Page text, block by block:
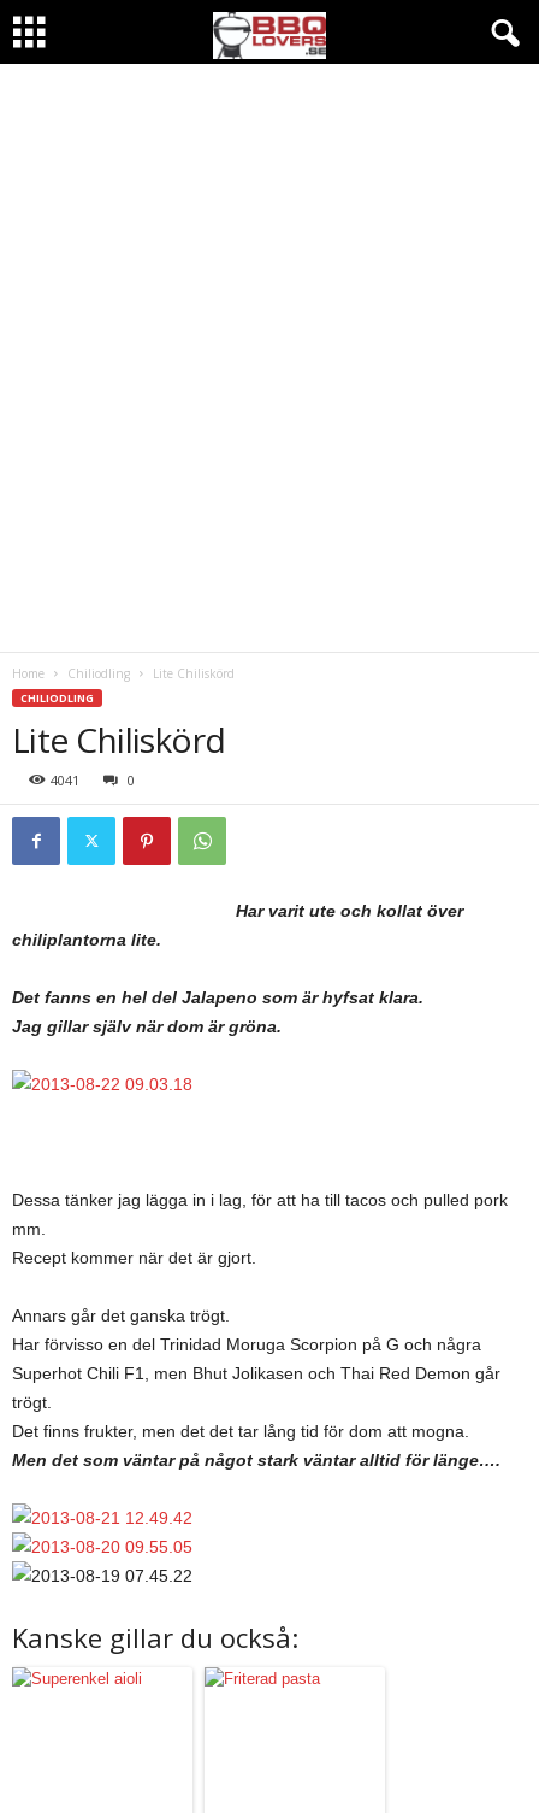
Home Chiliodling Lite Chiliskörd
CHILIODLING
Lite Chiliskörd
4041 0
Har varit ute och kollat över
chiliplantorna lite.
Det fanns en hel del Jalapeno som är hyfsat klara.
Jag gillar själv när dom är gröna.
Dessa tänker jag lägga in i lag, för att ha till tacos och pulled pork
mm.
Recept kommer när det är gjort.
Annars går det ganska trögt.
Har förvisso en del Trinidad Moruga Scorpion på G och några
Superhot Chili F1, men Bhut Jolikasen och Thai Red Demon går
trögt.
Det finns frukter, men det det tar lång tid för dom att mogna.
Men det som väntar på något stark väntar alltid för länge….
Kanske gillar du också: